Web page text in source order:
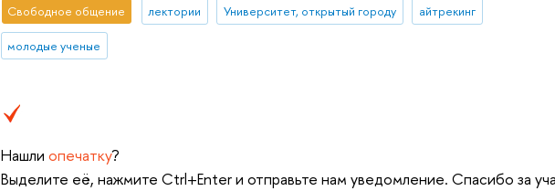
Свободное общение лектории Университет, открытый городу айтрекинг
молодые ученые
Нашли опечатку?
Выделите её, нажмите Ctrl+Enter и отправьте нам уведомление. Спасибо за